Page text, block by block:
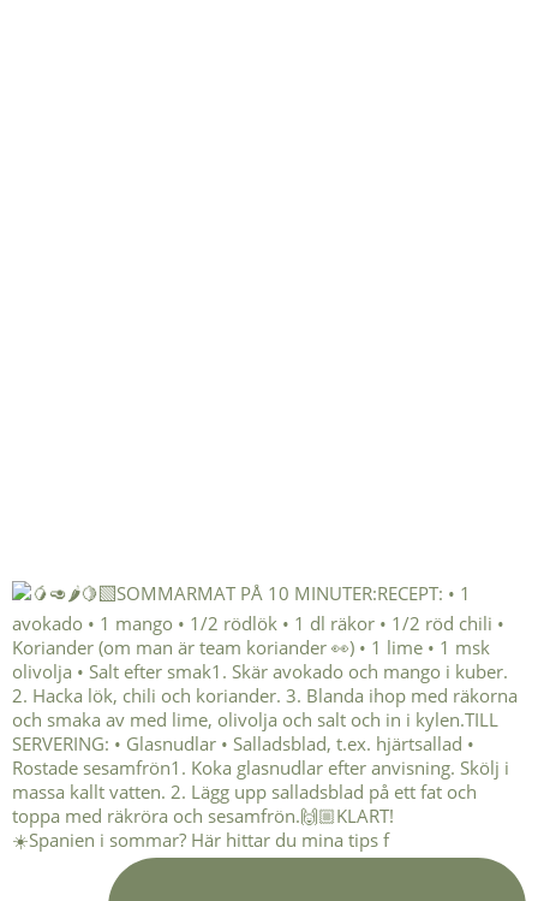
☀️Spanien i sommar? Här hittar du mina tips f